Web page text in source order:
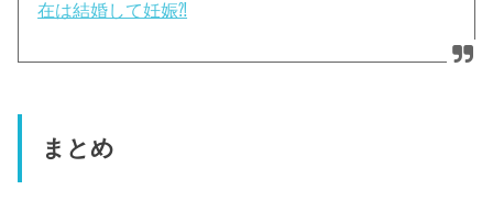
在は結婚して妊娠⁈
まとめ